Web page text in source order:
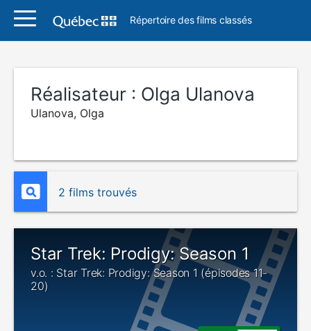
Répertoire des films classés
Réalisateur : Olga Ulanova
Ulanova, Olga
2 films trouvés
Star Trek: Prodigy: Season 1
v.o. : Star Trek: Prodigy: Season 1 (épisodes 11-
20)